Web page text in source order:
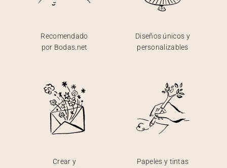
Recomendado
por Bodas.net
Diseños únicos y
personalizables
Crear y
Papeles y tintas